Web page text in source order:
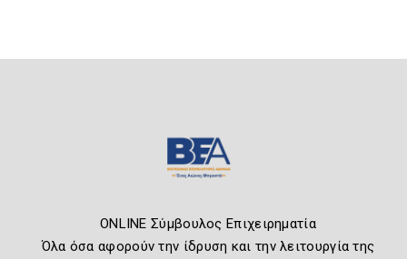
ONLINE Σύμβουλος Επιχειρηματία
Όλα όσα αφορούν την ίδρυση και την λειτουργία της